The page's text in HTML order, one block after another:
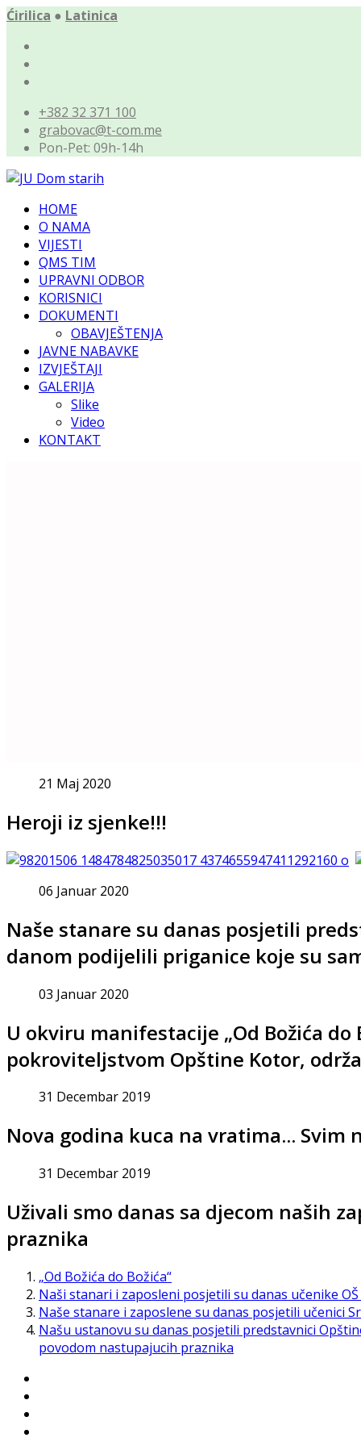
Ćirilica ● Latinica
+382 32 371 100
grabovac@t-com.me
Pon-Pet: 09h-14h
HOME
O NAMA
VIJESTI
QMS TIM
UPRAVNI ODBOR
KORISNICI
DOKUMENTI
OBAVJEŠTENJA
JAVNE NABAVKE
IZVJEŠTAJI
GALERIJA
Slike
Video
KONTAKT
21 Maj 2020
Heroji iz sjenke!!!
06 Januar 2020
Naše stanare su danas posjetili
danom podijelili priganice koje su
03 Januar 2020
U okviru manifestacije „Od Božića do
pokroviteljstvom Opštine Kotor,
31 Decembar 2019
Nova godina kuca na vratima...
31 Decembar 2019
Uživali smo danas sa djecom naših
praznika
„Od Božića do Božića“
Naši stanari i zaposleni posjetili su danas učenike
Naše stanare i zaposlene su danas posjetili učenici
Našu ustanovu su danas posjetili predstavnici
povodom nastupajucih praznika